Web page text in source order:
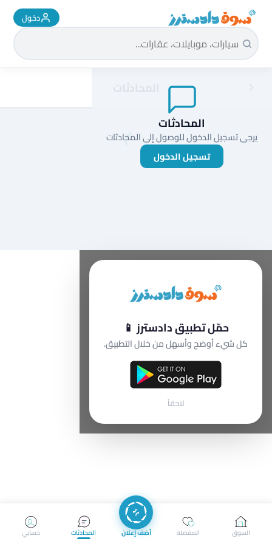
سوق دادسترز الرئيسية دخول
المحادثات
يرجى تسجيل الدخول للوصول إلى المحادثات
تسجيل الدخول
حسابي المحادثات أضف إعلان المفضلة السوق
حمّل تطبيق دادسترز 📱
كل شيء أوضح وأسهل من خلال التطبيق.
لاحقاً